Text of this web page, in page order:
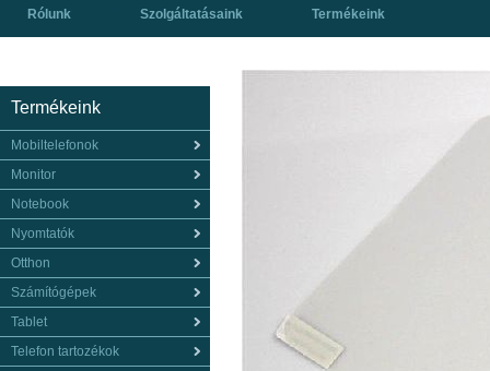
Rólunk Szolgáltatásaink Termékeink
Termékeink
Mobiltelefonok
Monitor
Notebook
Nyomtatók
Otthon
Számítógépek
Tablet
Telefon tartozékok